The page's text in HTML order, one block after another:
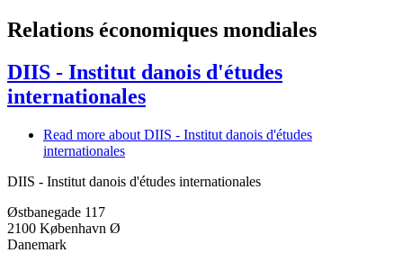
Relations économiques mondiales
DIIS - Institut danois d'études
internationales
Read more about DIIS - Institut danois d'études
internationales
DIIS - Institut danois d'études internationales
Østbanegade 117
2100 København Ø
Danemark